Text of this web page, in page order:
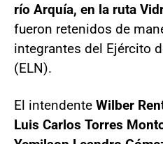
río Arquía, en la ruta
fueron retenidos de
integrantes del Ejército
(ELN).
El intendente Wilber
Luis Carlos Torres